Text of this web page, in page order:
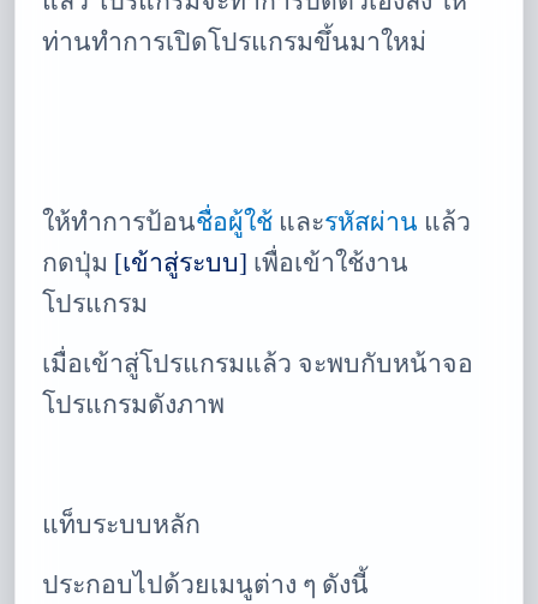
ท่านทำการเปิดโปรแกรมขึ้นมาใหม่
ให้ทำการป้อนชื่อผู้ใช้ และรหัสผ่าน แล้ว
กดปุ่ม [เข้าสู่ระบบ] เพื่อเข้าใช้งาน
โปรแกรม
เมื่อเข้าสู่โปรแกรมแล้ว จะพบกับหน้าจอ
โปรแกรมดังภาพ
แท็บระบบหลัก
ประกอบไปด้วยเมนูต่าง ๆ ดังนี้